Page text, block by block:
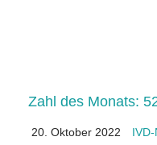
Zahl des Monats:
20. Oktober 2022